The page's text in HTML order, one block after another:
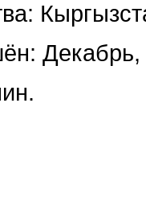
Декабрь,